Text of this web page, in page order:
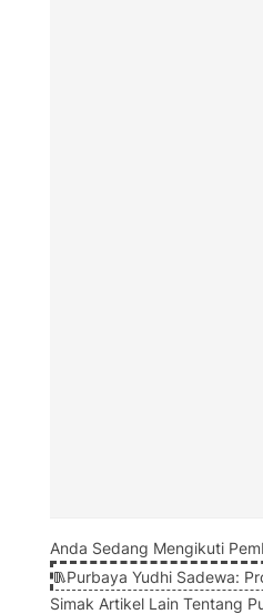
Anda Sedang Mengikuti
Purbaya Yudhi Sadewa:
Simak Artikel Lain Tentang